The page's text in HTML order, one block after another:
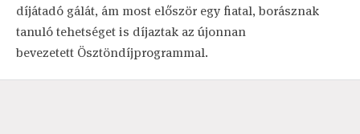
díjátadó gálát, ám most először egy fiatal, borásznak
tanuló tehetséget is díjaztak az újonnan
bevezetett Ösztöndíjprogrammal.